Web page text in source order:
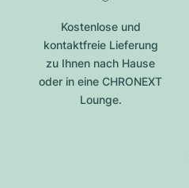
Kostenlose und
kontaktfreie Lieferung
zu Ihnen nach Hause
oder in eine CHRONEXT
Lounge.